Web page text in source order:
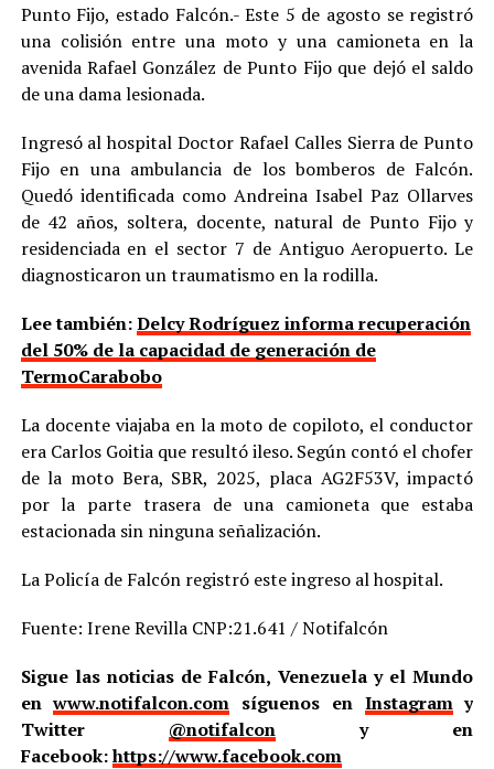
Punto Fijo, estado Falcón.- Este 5 de agosto se registró
una colisión entre una moto y una camioneta en la
avenida Rafael González de Punto Fijo que dejó el saldo
de una dama lesionada.
Ingresó al hospital Doctor Rafael Calles Sierra de Punto
Fijo en una ambulancia de los bomberos de Falcón.
Quedó identificada como Andreina Isabel Paz Ollarves
de 42 años, soltera, docente, natural de Punto Fijo y
residenciada en el sector 7 de Antiguo Aeropuerto. Le
diagnosticaron un traumatismo en la rodilla.
Lee también:Delcy Rodríguez informa recuperación
del 50% de la capacidad de generación de
TermoCarabobo
La docente viajaba en la moto de copiloto, el conductor
era Carlos Goitia que resultó ileso. Según contó el chofer
de la moto Bera, SBR, 2025, placa AG2F53V, impactó
por la parte trasera de una camioneta que estaba
estacionada sin ninguna señalización.
La Policía de Falcón registró este ingreso al hospital.
Fuente: Irene Revilla CNP:21.641 / Notifalcón
Sigue las noticias de Falcón, Venezuela y el Mundo
enwww.notifalcon.com síguenos en Instagramy
Twitter @notifalcony en
Facebook:https://www.facebook.com